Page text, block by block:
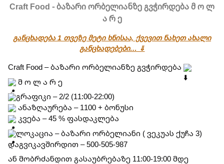
Craft Food - ბაზარი ორბელიანზე გვჭირდება მ ო ლ
ა რ ე
განცხადება 1 თვეზე მეტი ხნისაა, ქვევით ნახეთ ახალი
განცხადებები… ⇓
Craft Food – ბაზარი ორბელიანზე გვჭირდება
მ ო ლ ა რ ე
გრაფიკი – 2/2 (11:00-22:00)
ანაზღაურება – 1100 + ბონუსი
კვება – 45 % ფასდაკლება
ლოკაცია – ბაზარი ორბელიანი ( ვეკუას ქუჩა 3)
დაგვიკავშირდით – 500-505-987
ან მობრძანდით გასაუბრებაზე 11:00-19:00 მდე